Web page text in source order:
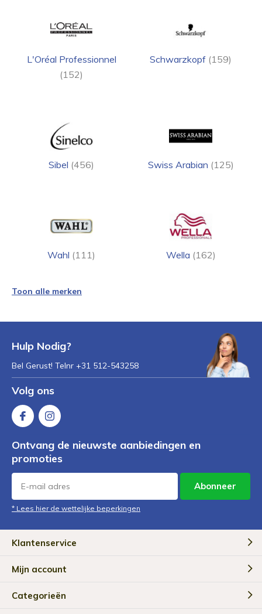
L'Oréal Professionnel
(152)
Schwarzkopf (159)
Sibel (456) Swiss Arabian (125)
Wahl (111) Wella (162)
Toon alle merken
Hulp Nodig?
Bel Gerust! Telnr +31 512-543258
Volg ons
Ontvang de nieuwste aanbiedingen en
promoties
Abonneer
* Lees hier de wettelijke beperkingen
Klantenservice
Mijn account
Categorieën